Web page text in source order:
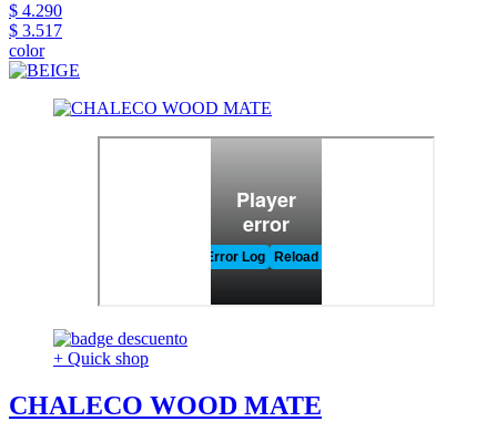
$ 4.290
$ 3.517
color
+ Quick shop
CHALECO WOOD MATE